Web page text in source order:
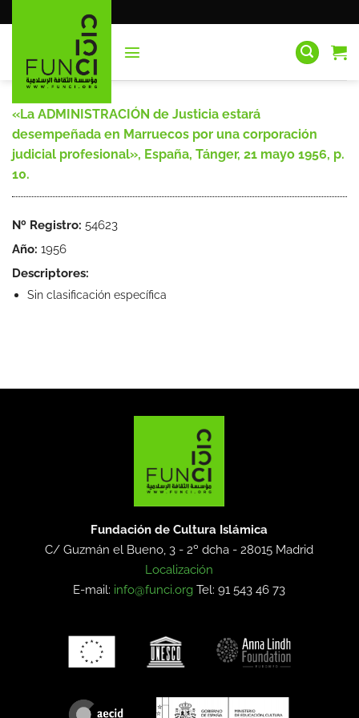
al
«La ADMINISTRACIÓN de Justicia estará
desempeñada en Marruecos por una corporación
judicial profesional», España, Tánger, 21 mayo 1956, p.
10.
Nº Registro: 54623
Año: 1956
Descriptores:
Sin clasificación específica
Fundación de Cultura Islámica
C/ Guzmán el Bueno, 3 - 2º dcha -28015 Madrid
Localización
E-mail: info@funci.org Tel: 91 543 46 73